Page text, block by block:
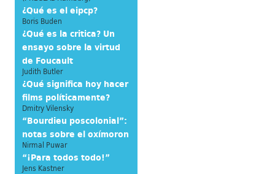
¿Qué es el eipcp?
Boris Buden
¿Qué es la critica? Un
ensayo sobre la virtud
de Foucault
Judith Butler
¿Qué significa hoy hacer
films políticamente?
Dmitry Vilensky
“Bourdieu poscolonial”:
notas sobre el oxímoron
Nirmal Puwar
“¡Para todos todo!”
Jens Kastner